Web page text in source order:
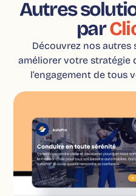
Autres
par
Découvrez nos
améliorer votre stratégie
l’engagement de tous